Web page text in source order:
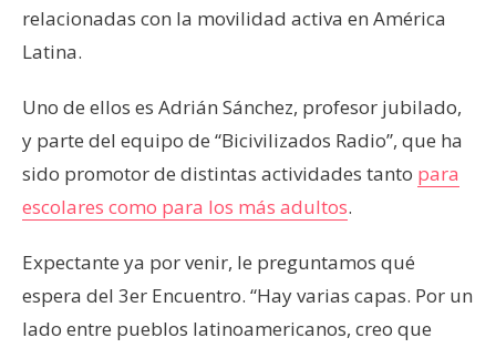
relacionadas con la movilidad activa en América
Latina.
Uno de ellos es Adrián Sánchez, profesor jubilado,
y parte del equipo de “Bicivilizados Radio”, que ha
sido promotor de distintas actividades tanto para
escolares como para los más adultos.
Expectante ya por venir, le preguntamos qué
espera del 3er Encuentro. “Hay varias capas. Por un
lado entre pueblos latinoamericanos, creo que